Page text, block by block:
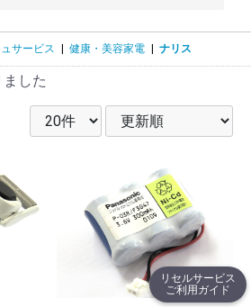
リセルサービス
ご利用ガイド
サービス 健康・美容家電 ナリス
した